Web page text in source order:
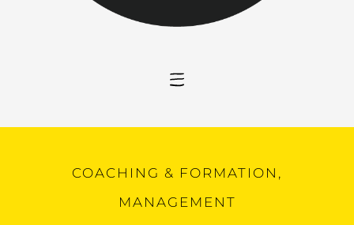
COACHING & FORMATION ,
MANAGEMENT